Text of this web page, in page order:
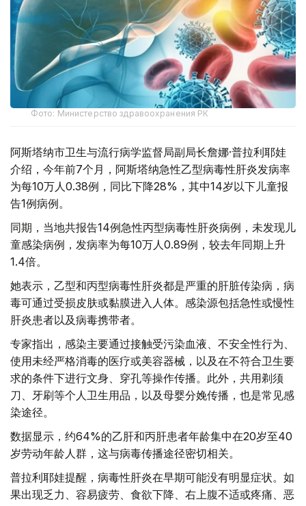
Фото: Министерство здравоохранения РК
阿斯塔纳市卫生与流行病学监督局副局长詹娜·普拉利耶娃
介绍，今年前7个月，阿斯塔纳急性乙型病毒性肝炎发病率
为每10万人0.38例，同比下降28%，其中14岁以下儿童报
告1例病例。
同期，当地共报告14例急性丙型病毒性肝炎病例，未发现儿
童感染病例，发病率为每10万人0.89例，较去年同期上升
1.4倍。
她表示，乙型和丙型病毒性肝炎都是严重的肝脏传染病，病
毒可通过受损皮肤或黏膜进入人体。感染源包括急性或慢性
肝炎患者以及病毒携带者。
专家指出，感染主要通过接触受污染血液、不安全性行为、
使用未经严格消毒的医疗或美容器械，以及在不符合卫生要
求的条件下进行文身、穿孔等操作传播。此外，共用剃须
刀、牙刷等个人卫生用品，以及母婴分娩传播，也是常见感
染途径。
数据显示，约64%的乙肝和丙肝患者年龄集中在20岁至40
岁劳动年龄人群，这与病毒传播途径密切相关。
普拉利耶娃提醒，病毒性肝炎在早期可能没有明显症状。如
果出现乏力、容易疲劳、食欲下降、右上腹不适或疼痛、恶